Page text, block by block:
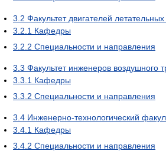
3.2 Факультет двигателей
3.2.1 Кафедры
3.2.2 Специальности и направления
3.3 Факультет инженеров воздушного
3.3.1 Кафедры
3.3.2 Специальности и направления
3.4 Инженерно-технологический
3.4.1 Кафедры
3.4.2 Специальности и направления